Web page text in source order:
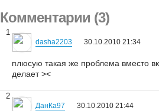
Комментарии (3)
1
dasha2203 30.10.2010 21:34
плюсую такая же проблема вместо
делает ><
2
ДанКа97 30.10.2010 21:44